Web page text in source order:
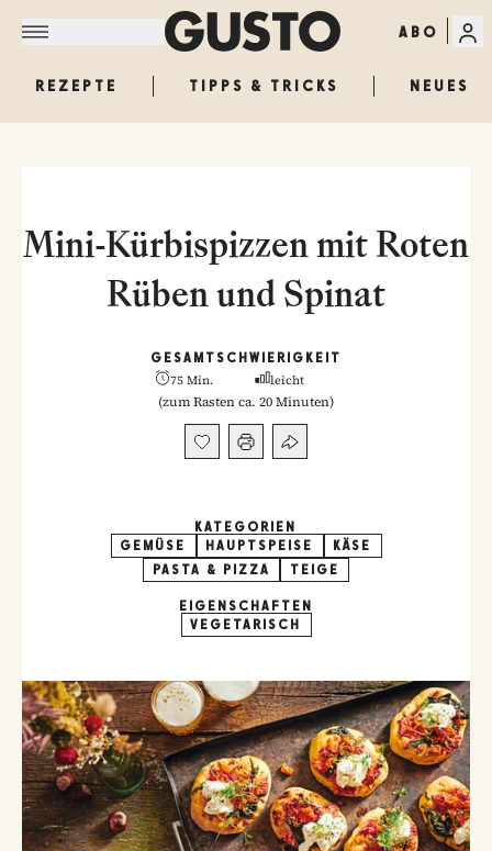
ABO
REZEPTE TIPPS & TRICKS NEUES
Mini-Kürbispizzen mit Roten
Rüben und Spinat
GESAMT
75 Min.
SCHWIERIGKEIT
leicht
(zum Rasten ca. 20 Minuten)
KATEGORIEN
GEMÜSE
HAUPTSPEISE
KÄSE
PASTA & PIZZA
TEIGE
EIGENSCHAFTEN
VEGETARISCH